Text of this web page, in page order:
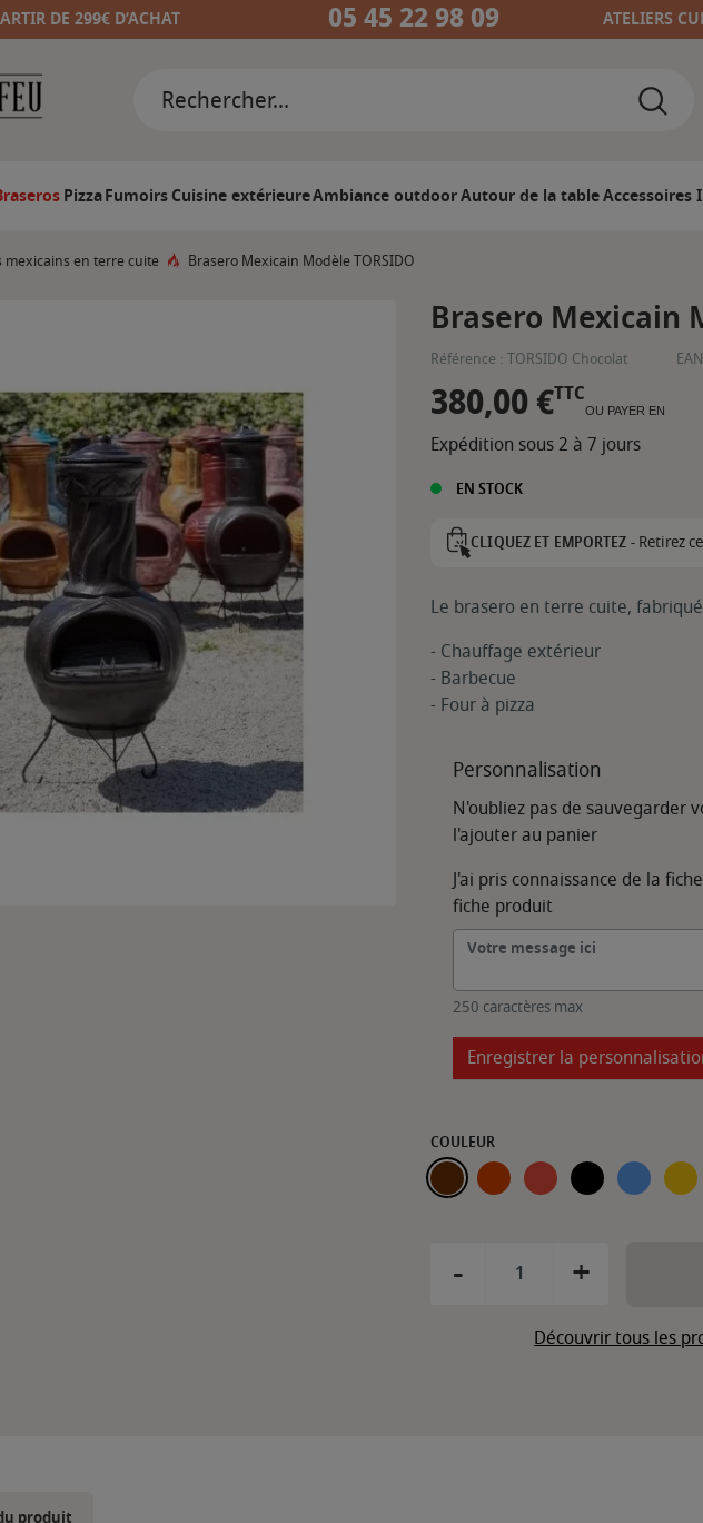
DE 299€ D’ACHAT 05 45 22 98 09 ATELIERS
PizzaFumoirsCuisine extérieureAmbiance outdoorAutour de la tableAccessoires
mexicains en terre cuite Brasero Mexicain Modèle TORSIDO
Brasero Mexicain
Référence : TORSIDO Chocolat
380,00 €TTC
OU PAYER EN
Expédition sous 2 à 7 jours
EN STOCK
CLIQUEZ ET EMPORTEZ -Retirez
Le brasero en terre cuite,
- Chauffage extérieur
- Barbecue
- Four à pizza
Personnalisation
N'oubliez pas de sauvegarder
l'ajouter au panier
J'ai pris connaissance de la
fiche produit
250 caractères max
Enregistrer la
COULEUR
CHOCOLATENCHILADO
ROUGE NOIR BLEU JAUNE
- +
Découvrir tous les
produit